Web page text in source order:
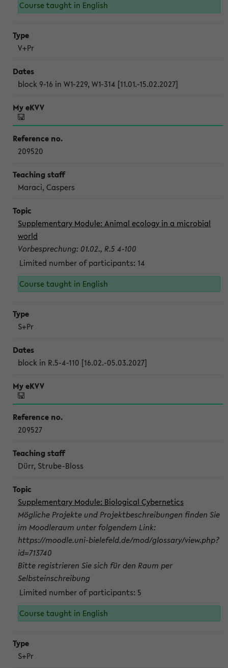
Course taught in English
V+Pr
block 9-16 in W1-229, W1-314 [11.01.-15.02.2027]
209520
Maraci, Caspers
Supplementary Module: Animal ecology in a microbial
world
Vorbesprechung: 01.02., R.5 4-100
Limited number of participants: 14
Course taught in English
S+Pr
block in R.5-4-110 [16.02.-05.03.2027]
209527
Dürr, Strube-Bloss
Supplementary Module: Biological Cybernetics
Mögliche Projekte und Projektbeschreibungen finden Sie
im Moodleraum unter folgendem Link:
https://moodle.uni-bielefeld.de/mod/glossary/view.php?
id=713740
Bitte registrieren Sie sich für den Raum per
Selbsteinschreibung
Limited number of participants: 5
Course taught in English
S+Pr